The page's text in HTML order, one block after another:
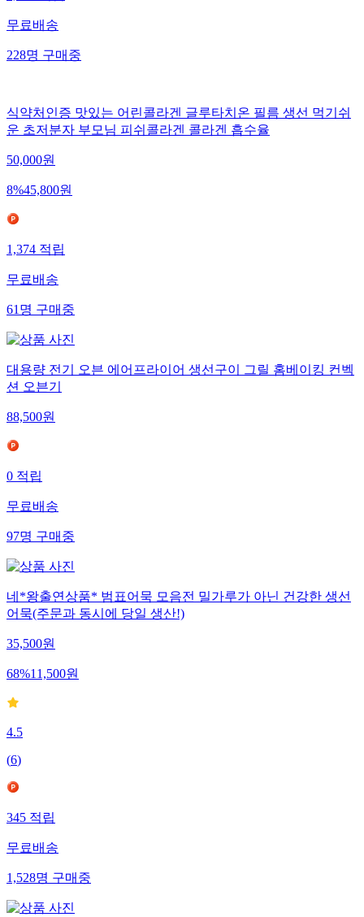
무료배송
228명구매중
식약처인증 맛있는 어린콜라겐 글루타치온 필름 생선 먹기쉬
운 초저분자 부모님 피쉬콜라겐 콜라겐 흡수율
50,000원
8%45,800원
1,374적립
무료배송
61명구매중
대용량 전기 오븐 에어프라이어 생선구이 그릴 홈베이킹 컨벡
션 오븐기
88,500원
0적립
무료배송
97명구매중
네*왕출연상품* 범표어묵 모음전 밀가루가 아닌 건강한 생선
어묵(주문과 동시에 당일 생산!)
35,500원
68%11,500원
4.5
(6)
345적립
무료배송
1,528명구매중